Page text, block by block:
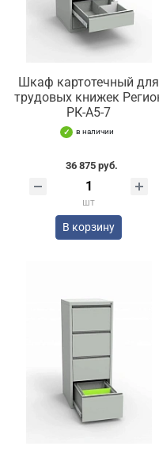
Шкаф картотечный для
трудовых книжек
РК-А5-7
в наличии
36 875 руб.
шт
В корзину